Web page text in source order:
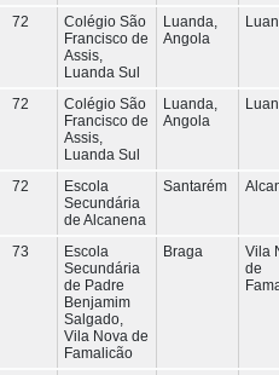
72
Colégio São
Francisco de
Assis,
Luanda Sul
Luanda,
Angola
72
Colégio São
Francisco de
Assis,
Luanda Sul
Luanda,
Angola
72
Escola
Secundária
de Alcanena
Santarém
73
Escola
Secundária
de Padre
Benjamim
Salgado,
Vila Nova de
Famalicão
Braga
Vila
de